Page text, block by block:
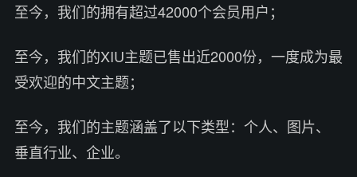
至今，我们的拥有超过42000个会员用户；
至今，我们的XIU主题已售出近2000份，一度成为最
受欢迎的中文主题；
至今，我们的主题涵盖了以下类型：个人、图片、
垂直行业、企业。